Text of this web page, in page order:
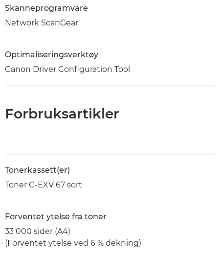
Skanneprogramvare
Network ScanGear
Optimaliseringsverktøy
Canon Driver Configuration Tool
Forbruksartikler
Tonerkassett(er)
Toner C-EXV 67 sort
Forventet ytelse fra toner
33 000 sider (A4)
(Forventet ytelse ved 6 % dekning)